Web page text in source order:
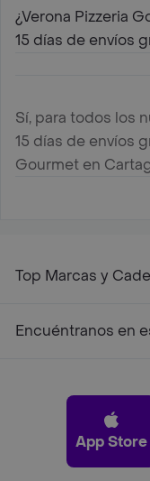
¿Verona Pizzeria
15 días de envíos
Sí, para todos los
15 días de envíos
Gourmet en
Top Marcas y
Encuéntranos en
App Store